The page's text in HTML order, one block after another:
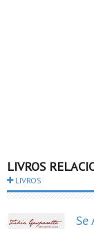
LIVROS
LIVROS
Se